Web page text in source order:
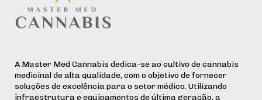
A Master Med Cannabis dedica-se ao cultivo de cannabis
medicinal de alta qualidade, com o objetivo de fornecer
soluções de excelência para o setor médico. Utilizando
infraestrutura e equipamentos de última geração, a